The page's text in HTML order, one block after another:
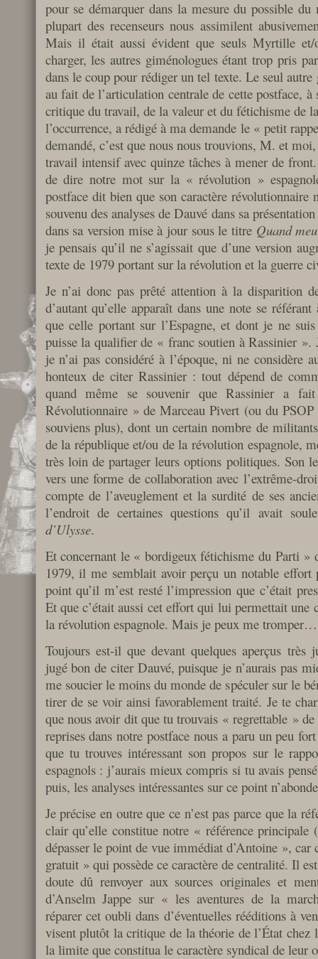
pour se démarquer dans la mesure du possible
plupart des recenseurs nous assimilent
Mais il était aussi évident que seuls Myrtille
charger, les autres giménologues étant trop pris
dans le coup pour rédiger un tel texte. Le seul
au fait de l’articulation centrale de cette postface,
critique du travail, de la valeur et du fétichisme de
l’occurrence, a rédigé à ma demande le « petit
demandé, c’est que nous nous trouvions, M. et
travail intensif avec quinze tâches à mener de
de dire notre mot sur la « révolution »
postface dit bien que son caractère révolutionnaire
souvenu des analyses de Dauvé dans sa
dans sa version mise à jour sous le titre Quand
je pensais qu’il ne s’agissait que d’une version
texte de 1979 portant sur la révolution et la guerre
Je n’ai donc pas prêté attention à la disparition
d’autant qu’elle apparaît dans une note se
que celle portant sur l’Espagne, et dont je ne
puisse la qualifier de « franc soutien à Rassinier ».
je n’ai pas considéré à l’époque, ni ne considère
honteux de citer Rassinier : tout dépend de
quand même se souvenir que Rassinier a
Révolutionnaire » de Marceau Pivert (ou du
souviens plus), dont un certain nombre de
de la république et/ou de la révolution espagnole,
très loin de partager leurs options politiques. Son
vers une forme de collaboration avec l’extrême-
compte de l’aveuglement et la surdité de ses
l’endroit de certaines questions qu’il avait
d’Ulysse.
Et concernant le « bordigeux fétichisme du Parti »
1979, il me semblait avoir perçu un notable effort
point qu’il m’est resté l’impression que c’était
Et que c’était aussi cet effort qui lui permettait une
la révolution espagnole. Mais je peux me tromper…
Toujours est-il que devant quelques aperçus très
jugé bon de citer Dauvé, puisque je n’aurais pas
me soucier le moins du monde de spéculer sur le
tirer de se voir ainsi favorablement traité. Je te
que nous avoir dit que tu trouvais « regrettable »
reprises dans notre postface nous a paru un peu
que tu trouves intéressant son propos sur le
espagnols : j’aurais mieux compris si tu avais
puis, les analyses intéressantes sur ce point
Je précise en outre que ce n’est pas parce que la
clair qu’elle constitue notre « référence
dépasser le point de vue immédiat d’Antoine », car
gratuit » qui possède ce caractère de centralité. Il
doute dû renvoyer aux sources originales et
d’Anselm Jappe sur « les aventures de la
réparer cet oubli dans d’éventuelles rééditions à
visent plutôt la critique de la théorie de l’État chez
la limite que constitua le caractère syndical de leur